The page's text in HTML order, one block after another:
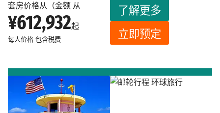
套房价格从（金额 从
¥612,932起
每人价格 包含税费
了解更多
立即预定